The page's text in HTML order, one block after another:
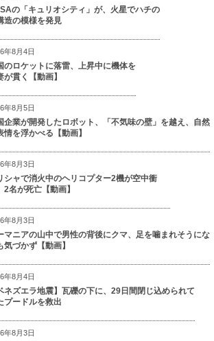
の「キュリオシティ」が、火星でハチの
造の模様を発見
年8月4日
のロケットに落雷、上昇中に機体を
が貫く【動画】
年8月5日
企業が開発したロボット、「不気味の壁」を越え、自然
情を浮かべる【動画】
年8月3日
シャで消火中のヘリコプター2機が空中衝
2名が死亡【動画】
年8月3日
マニアの山中で男性の背後にクマ、足を噛まれそうにな
気づかず【動画】
年8月4日
ネズエラ地震】瓦礫の下に、29日間閉じ込められて
プードルを救出
年8月3日